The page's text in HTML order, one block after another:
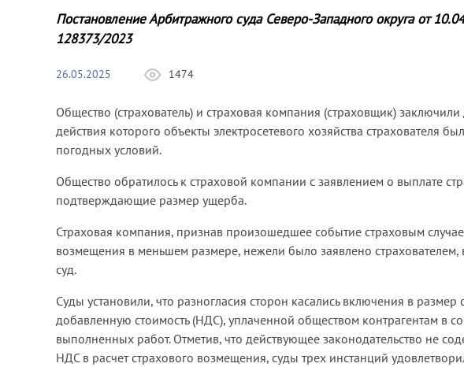
Постановление Арбитражного суда Северо-Западного округа от
128373/2023
26.05.2025 1474
Общество (страхователь) и страховая компания (страховщик)
действия которого объекты электросетевого хозяйства страхователя
погодных условий.
Общество обратилось к страховой компании с заявлением о выплате
подтверждающие размер ущерба.
Страховая компания, признав произошедшее событие страховым
возмещения в меньшем размере, нежели было заявлено
суд.
Суды установили, что разногласия сторон касались включения в
добавленную стоимость (НДС), уплаченной обществом контрагентам в
выполненных работ. Отметив, что действующее законодательство не
НДС в расчет страхового возмещения, суды трех инстанций